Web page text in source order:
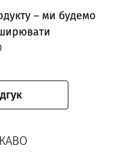
– ми будемо